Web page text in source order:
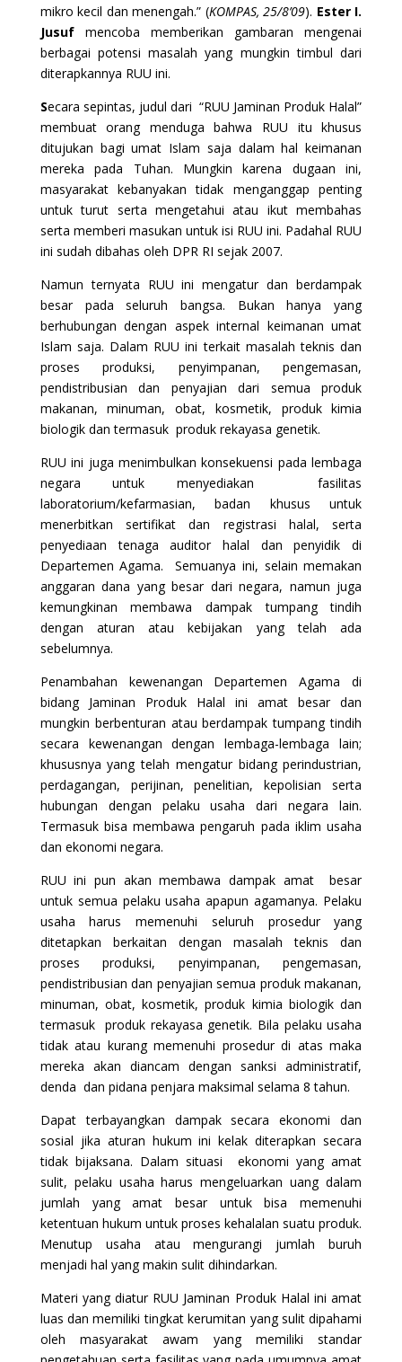
mikro kecil dan menengah.” (KOMPAS, 25/8’09). Ester I.
Jusufmencoba memberikan gambaran mengenai
berbagai potensi masalah yang mungkin timbul dari
diterapkannya RUU ini.
Secara sepintas, judul dari “RUU Jaminan Produk Halal”
membuat orang menduga bahwa RUU itu khusus
ditujukan bagi umat Islam saja dalam hal keimanan
mereka pada Tuhan. Mungkin karena dugaan ini,
masyarakat kebanyakan tidak menganggap penting
untuk turut serta mengetahui atau ikut membahas
serta memberi masukan untuk isi RUU ini. Padahal RUU
ini sudah dibahas oleh DPR RI sejak 2007.
Namun ternyata RUU ini mengatur dan berdampak
besar pada seluruh bangsa. Bukan hanya yang
berhubungan dengan aspek internal keimanan umat
Islam saja. Dalam RUU ini terkait masalah teknis dan
proses produksi, penyimpanan, pengemasan,
pendistribusian dan penyajian dari semua produk
makanan, minuman, obat, kosmetik, produk kimia
biologik dan termasuk produk rekayasa genetik.
RUU ini juga menimbulkan konsekuensi pada lembaga
negara untuk menyediakan fasilitas
laboratorium/kefarmasian, badan khusus untuk
menerbitkan sertifikat dan registrasi halal, serta
penyediaan tenaga auditor halal dan penyidik di
Departemen Agama. Semuanya ini, selain memakan
anggaran dana yang besar dari negara, namun juga
kemungkinan membawa dampak tumpang tindih
dengan aturan atau kebijakan yang telah ada
sebelumnya.
Penambahan kewenangan Departemen Agama di
bidang Jaminan Produk Halal ini amat besar dan
mungkin berbenturan atau berdampak tumpang tindih
secara kewenangan dengan lembaga-lembaga lain;
khususnya yang telah mengatur bidang perindustrian,
perdagangan, perijinan, penelitian, kepolisian serta
hubungan dengan pelaku usaha dari negara lain.
Termasuk bisa membawa pengaruh pada iklim usaha
dan ekonomi negara.
RUU ini pun akan membawa dampak amat besar
untuk semua pelaku usaha apapun agamanya. Pelaku
usaha harus memenuhi seluruh prosedur yang
ditetapkan berkaitan dengan masalah teknis dan
proses produksi, penyimpanan, pengemasan,
pendistribusian dan penyajian semua produk makanan,
minuman, obat, kosmetik, produk kimia biologik dan
termasuk produk rekayasa genetik. Bila pelaku usaha
tidak atau kurang memenuhi prosedur di atas maka
mereka akan diancam dengan sanksi administratif,
denda dan pidana penjara maksimal selama 8 tahun.
Dapat terbayangkan dampak secara ekonomi dan
sosial jika aturan hukum ini kelak diterapkan secara
tidak bijaksana. Dalam situasi ekonomi yang amat
sulit, pelaku usaha harus mengeluarkan uang dalam
jumlah yang amat besar untuk bisa memenuhi
ketentuan hukum untuk proses kehalalan suatu produk.
Menutup usaha atau mengurangi jumlah buruh
menjadi hal yang makin sulit dihindarkan.
Materi yang diatur RUU Jaminan Produk Halal ini amat
luas dan memiliki tingkat kerumitan yang sulit dipahami
oleh masyarakat awam yang memiliki standar